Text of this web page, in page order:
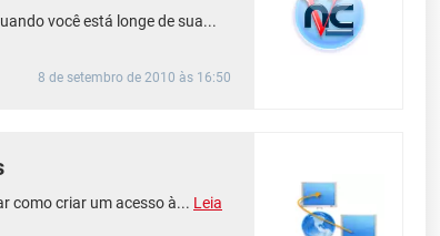
você está longe de sua...
8 de setembro de 2010 às 16:50
como criar um acesso à... Leia